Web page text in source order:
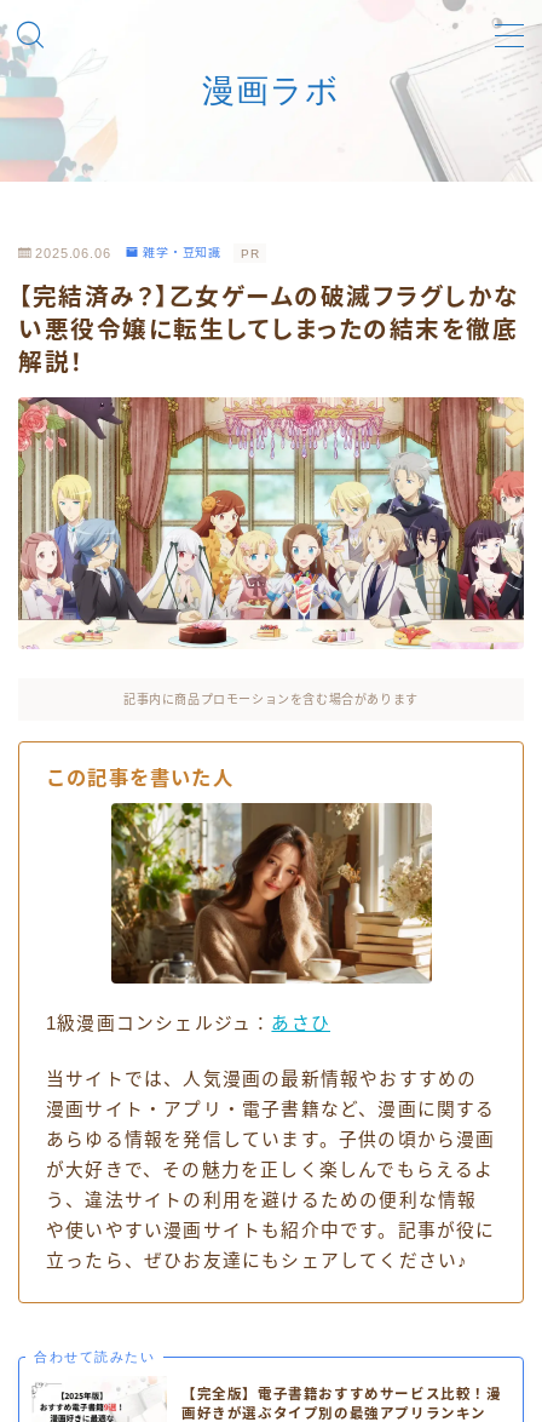
漫画ラボ
MENU
マンガを安心合法に楽しむための一次情報ナビ
お問い合わせフォーム
プライバシーポリシー
筆者あさひのプロフィール詳細
運営者情報
お役立ちリンク集
2025.06.06 雑学・豆知識 PR
【完結済み？】乙女ゲームの破滅フラグしかな
い悪役令嬢に転生してしまったの結末を徹底
解説！
記事内に商品プロモーションを含む場合があります
この記事を書いた人
1級漫画コンシェルジュ： あさひ
当サイトでは、人気漫画の最新情報やおすすめの
漫画サイト・アプリ・電子書籍など、漫画に関する
あらゆる情報を発信しています。子供の頃から漫画
が大好きで、その魅力を正しく楽しんでもらえるよ
う、違法サイトの利用を避けるための便利な情報
や使いやすい漫画サイトも紹介中です。記事が役に
立ったら、ぜひお友達にもシェアしてください♪
合わせて読みたい
【完全版】電子書籍おすすめサービス比較！漫
画好きが選ぶタイプ別の最強アプリランキン